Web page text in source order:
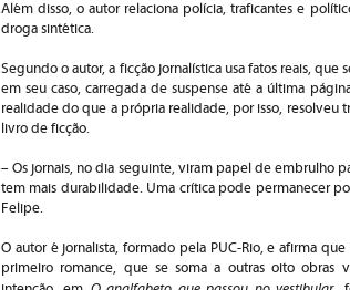
Além disso, o autor relaciona polícia, traficantes e
droga sintética.
Segundo o autor, a ficção jornalística usa fatos reais,
em seu caso, carregada de suspense até a última
realidade do que a própria realidade, por isso, resolveu
livro de ficção.
– Os jornais, no dia seguinte, viram papel de embrulho
tem mais durabilidade. Uma crítica pode permanecer
Felipe.
O autor é jornalista, formado pela PUC-Rio, e afirma
primeiro romance, que se soma a outras oito obras